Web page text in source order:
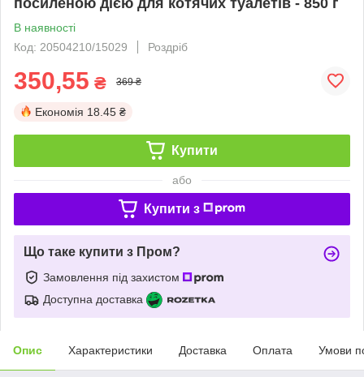
В наявності
Код: 20504210/15029
Роздріб
350,55 ₴ 369 ₴
Економія 18.45 ₴
Купити
або
Купити з
Що таке купити з Пром?
Замовлення під захистом
Доступна доставка
Опис Характеристики Доставка Оплата Умови